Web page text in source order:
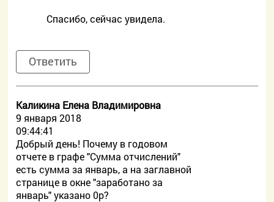
Спасибо, сейчас увидела.
Ответить
Каликина Елена Владимировна
9 января 2018
09:44:41
Добрый день! Почему в годовом
отчете в графе "Сумма отчислений"
есть сумма за январь, а на заглавной
странице в окне "заработано за
январь" указано 0р?